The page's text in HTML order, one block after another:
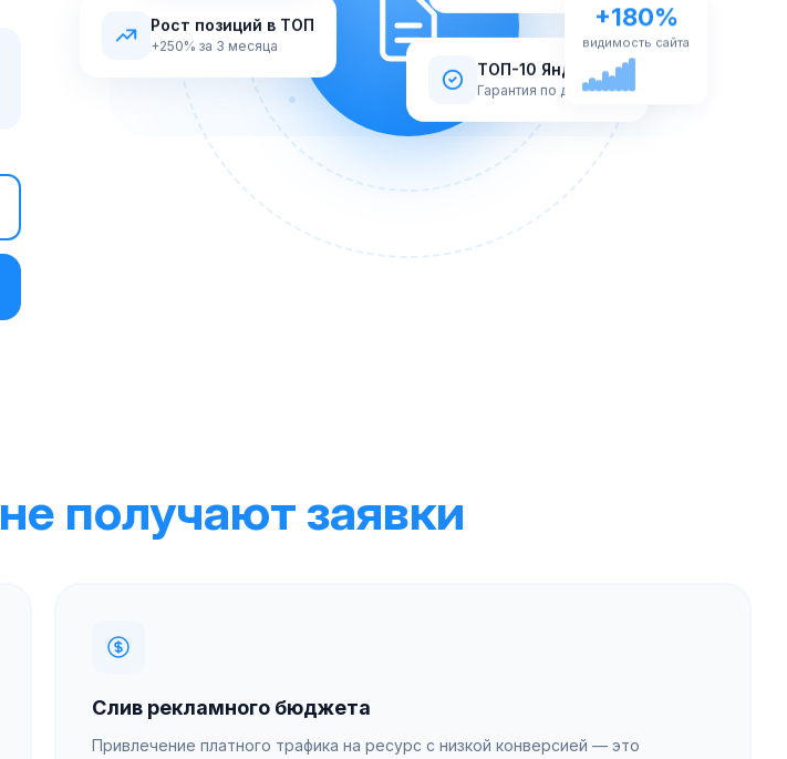
Рост позиций в ТОП
+250% за 3 месяца
ТОП-10 Яндекс
Гарантия по договору
+180%
видимость сайта
не получают заявки
Слив рекламного бюджета
Привлечение платного трафика на ресурс с низкой конверсией — это